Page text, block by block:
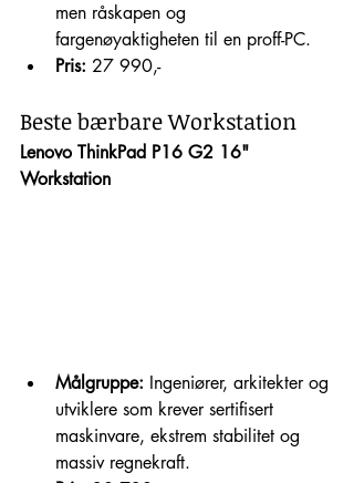
men råskapen og
fargenøyaktigheten til en proff-PC.
Pris: 27 990,-
Beste bærbare Workstation
Lenovo ThinkPad P16 G2 16"
Workstation
Målgruppe: Ingeniører, arkitekter og
utviklere som krever sertifisert
maskinvare, ekstrem stabilitet og
massiv regnekraft.